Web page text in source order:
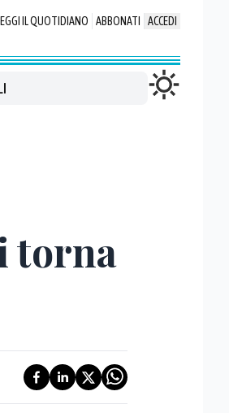
IL QUOTIDIANO ABBONATI ACCEDI
torna